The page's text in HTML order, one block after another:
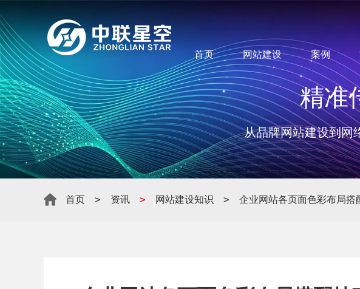
首页 网站建设 案例
精准
从品牌网站建设到网
首页 > 资讯 > 网站建设知识 > 企业网站各页面色彩布局搭